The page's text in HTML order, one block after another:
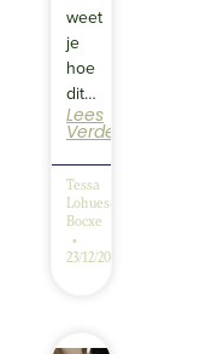
weet
je
hoe
dit…
Lees
Verder
Tessa
Lohues-
Bocxe
23/12/2025